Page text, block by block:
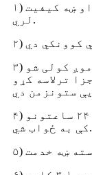
۱) زموږ ټول محصولات نوي او اصلي دي، او ښه کیفیت
لري.
۳) موږ په سټاک کې لوی مقدار لرو، نو موږ کولی شو
ترلاسه کړو
۴) ټولې پوښتنې به ارزښت ولري او په ۲۴ ساعتونو
کې به ځواب شي.
ښه خدمت